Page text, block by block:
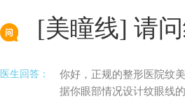
[美瞳线] 请
医生回答：
你好，正规的整形医院纹
据你眼部情况设计纹眼线